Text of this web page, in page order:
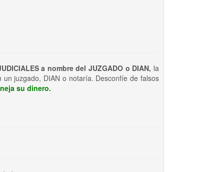
a nombre del JUZGADO o DIAN, la
juzgado, DIAN o notaría. Desconfíe de falsos
su dinero.